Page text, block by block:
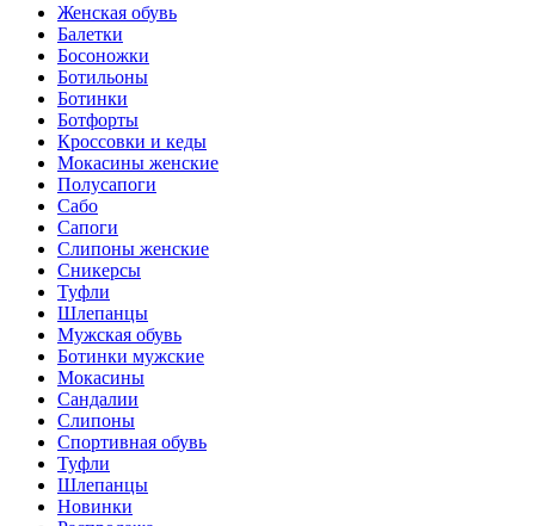
Женская обувь
Балетки
Босоножки
Ботильоны
Ботинки
Ботфорты
Кроссовки и кеды
Мокасины женские
Полусапоги
Сабо
Сапоги
Слипоны женские
Сникерсы
Туфли
Шлепанцы
Мужская обувь
Ботинки мужские
Мокасины
Сандалии
Слипоны
Спортивная обувь
Туфли
Шлепанцы
Новинки